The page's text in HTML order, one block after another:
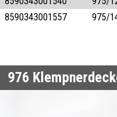
8590343001557
975/
976